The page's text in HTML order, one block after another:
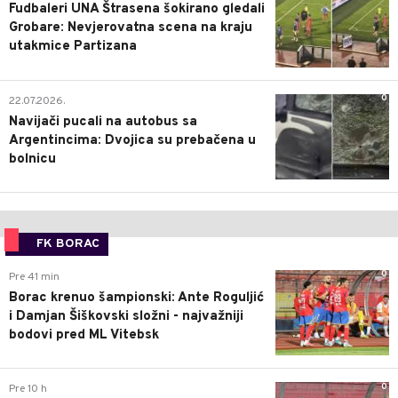
Fudbaleri UNA Štrasena šokirano gledali
Grobare: Nevjerovatna scena na kraju
utakmice Partizana
0
22.07.2026.
Navijači pucali na autobus sa
Argentincima: Dvojica su prebačena u
bolnicu
FK BORAC
0
Pre 41 min
Borac krenuo šampionski: Ante Roguljić
i Damjan Šiškovski složni - najvažniji
bodovi pred ML Vitebsk
0
Pre 10 h